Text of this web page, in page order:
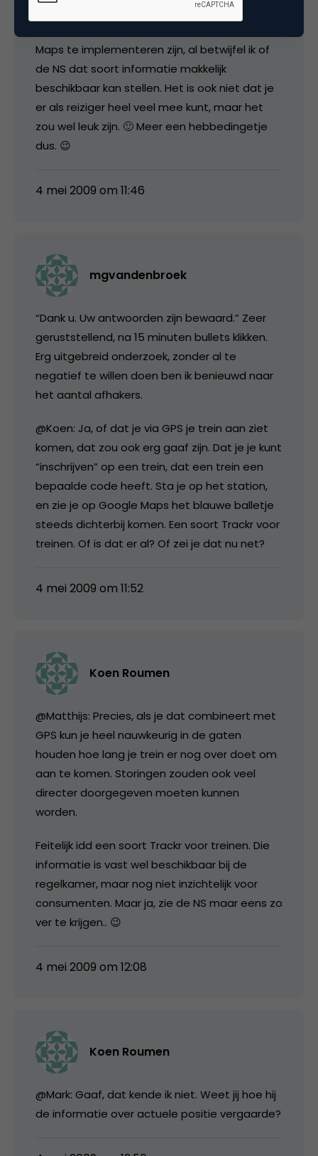
positie van OV-transport live kunnen
Maps te implementeren zijn, al betwijfel ik of
de NS dat soort informatie makkelijk
beschikbaar kan stellen. Het is ook niet dat je
er als reiziger heel veel mee kunt, maar het
zou wel leuk zijn. 🙂 Meer een hebbedingetje
dus. 😉
4 mei 2009 om 11:46
mgvandenbroek
“Dank u. Uw antwoorden zijn bewaard.” Zeer
geruststellend, na 15 minuten bullets klikken.
Erg uitgebreid onderzoek, zonder al te
negatief te willen doen ben ik benieuwd naar
het aantal afhakers.
@Koen: Ja, of dat je via GPS je trein aan ziet
komen, dat zou ook erg gaaf zijn. Dat je je kunt
“inschrijven” op een trein, dat een trein een
bepaalde code heeft. Sta je op het station,
en zie je op Google Maps het blauwe balletje
steeds dichterbij komen. Een soort Trackr voor
treinen. Of is dat er al? Of zei je dat nu net?
4 mei 2009 om 11:52
Koen Roumen
@Matthijs: Precies, als je dat combineert met
GPS kun je heel nauwkeurig in de gaten
houden hoe lang je trein er nog over doet om
aan te komen. Storingen zouden ook veel
directer doorgegeven moeten kunnen
worden.
Feitelijk idd een soort Trackr voor treinen. Die
informatie is vast wel beschikbaar bij de
regelkamer, maar nog niet inzichtelijk voor
consumenten. Maar ja, zie de NS maar eens zo
ver te krijgen.. 😉
4 mei 2009 om 12:08
Koen Roumen
@Mark: Gaaf, dat kende ik niet. Weet jij hoe hij
de informatie over actuele positie vergaarde?